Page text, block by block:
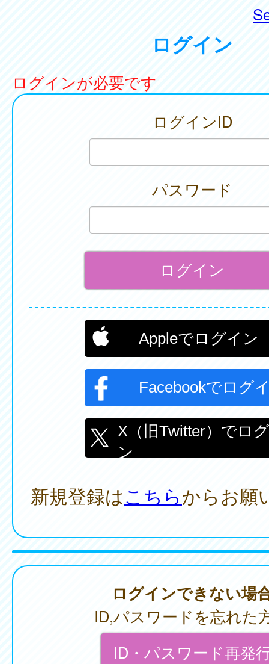
ログイン
ログインが必要です
ログインID
パスワード
Appleでログイン
Facebookでログ
X（旧Twitter）でロ
ン
新規登録はこちらからお願
ログインできない場
ID,パスワードを忘れた
ID・パスワード再発